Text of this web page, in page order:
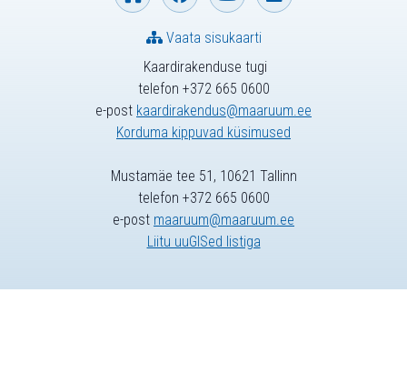
Kaardirakenduse tugi
telefon +372 665 0600
e-post kaardirakendus@maaruum.ee
Korduma kippuvad küsimused
Vaata sisukaarti
Mustamäe tee 51, 10621 Tallinn
telefon +372 665 0600
e-post maaruum@maaruum.ee
Liitu uuGISed listiga